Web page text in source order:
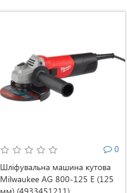
0
Шліфувальна машина кутова
Milwaukee AG 800-125 E (125